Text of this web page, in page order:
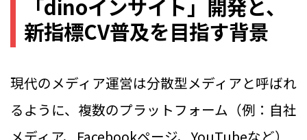
「dinoインサイト」開発と、
新指標CV普及を目指す背景
現代のメディア運営は分散型メディアと呼ばれ
るように、複数のプラットフォーム（例：自社
メディア、Facebookページ、YouTubeなど）